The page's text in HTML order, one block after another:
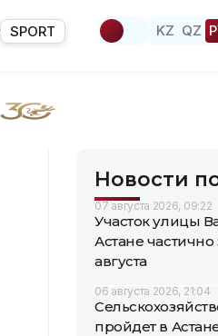
SPORT KZ QZ
Новости
07 августа 2026, 09:22
Участок улицы
Астане частично
августа
06 августа 2026, 21:04
пройдет в